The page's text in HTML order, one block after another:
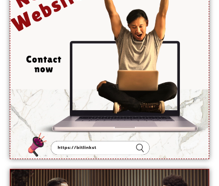
ترجمان یو
این